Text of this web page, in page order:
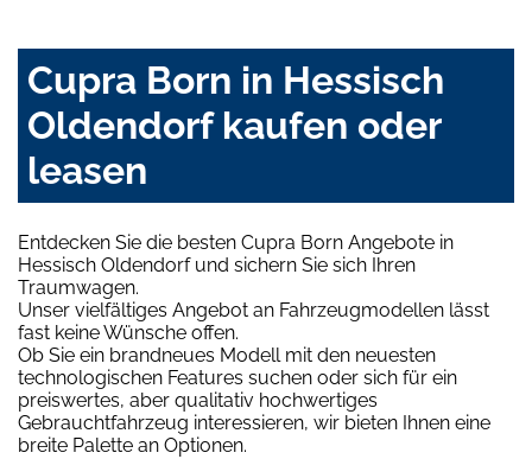
Cupra Born in Hessisch
Oldendorf kaufen oder
leasen
Entdecken Sie die besten Cupra Born Angebote in
Hessisch Oldendorf und sichern Sie sich Ihren
Traumwagen.
Unser vielfältiges Angebot an Fahrzeugmodellen lässt
fast keine Wünsche offen.
Ob Sie ein brandneues Modell mit den neuesten
technologischen Features suchen oder sich für ein
preiswertes, aber qualitativ hochwertiges
Gebrauchtfahrzeug interessieren, wir bieten Ihnen eine
breite Palette an Optionen.